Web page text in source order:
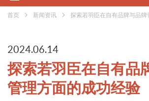
首页 新闻资讯 探索若羽臣在自有品牌与品牌
2024.06.14
探索若羽臣在自有品
管理方面的成功经验